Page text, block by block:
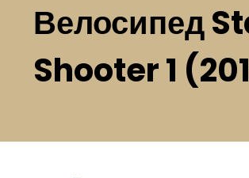
Велосипед
Shooter 1